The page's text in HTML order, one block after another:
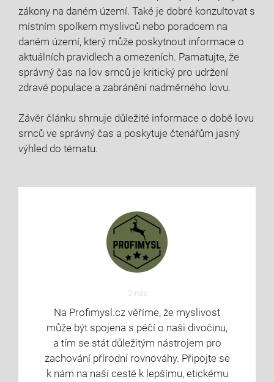
zákony na daném ‌území. Také je dobré konzultovat⁣ s⁤
místním spolkem myslivců⁢ nebo‍ poradcem na
daném území,​ který může poskytnout informace‍ o
aktuálních pravidlech ⁢a omezeních. Pamatujte,‌ že
správný čas ​na lov srnců je⁢ kritický pro udržení
zdravé populace a zabránění⁣ nadměrného lovu.⁢
Závěr⁤ článku ‌shrnuje⁤ důležité informace o době lovu
srnců ve správný čas a poskytuje čtenářům ⁤jasný
výhled do tématu.
O nás
Na Profimysl.cz věříme, že myslivost
může být spojena s péčí o naši divočinu,
a tím se stát důležitým nástrojem pro
zachování přírodní rovnováhy. Připojte se
k nám na naší cestě k lepšímu, etickému